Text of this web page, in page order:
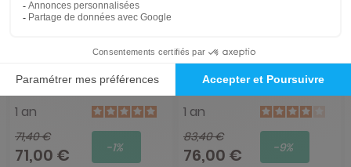
1 an
71,40 €
71,00 € -1%
Images Doc
1 an
83,40 €
76,00 € -9%